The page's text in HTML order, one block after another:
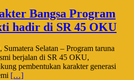
Bangsa Program
hadir di SR 45 OKU
Selatan – Program taruna
berjalan di SR 45 OKU,
pembentukan karakter generasi
[…]